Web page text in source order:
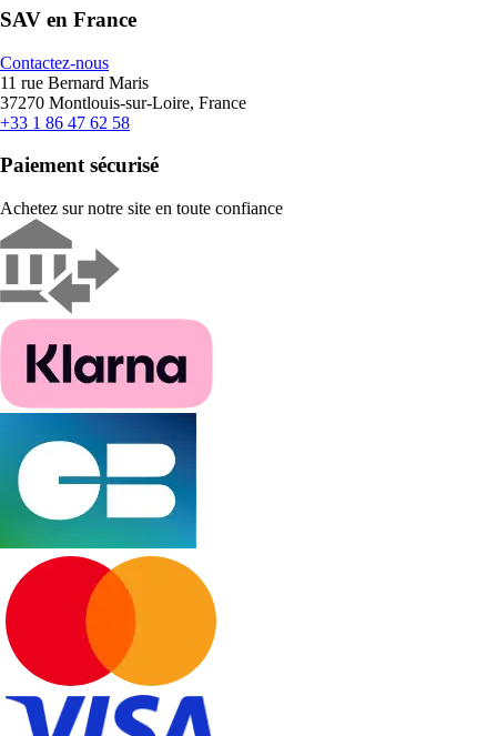
SAV en France
Contactez-nous
11 rue Bernard Maris
37270 Montlouis-sur-Loire, France
+33 1 86 47 62 58
Paiement sécurisé
Achetez sur notre site en toute confiance